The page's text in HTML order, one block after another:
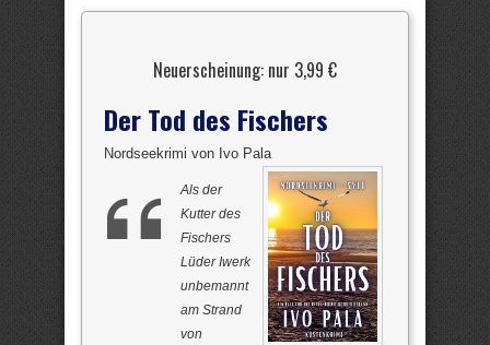
Neuerscheinung: nur 3,99 €
Der Tod des Fischers
Nordseekrimi von Ivo Pala
Als der
Kutter des
Fischers
Lüder Iwerk
unbemannt
am Strand
von